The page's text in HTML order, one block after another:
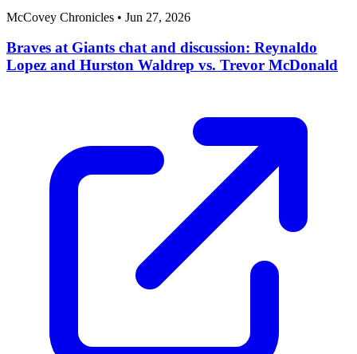
McCovey Chronicles • Jun 27, 2026
Braves at Giants chat and discussion: Reynaldo
Lopez and Hurston Waldrep vs. Trevor McDonald